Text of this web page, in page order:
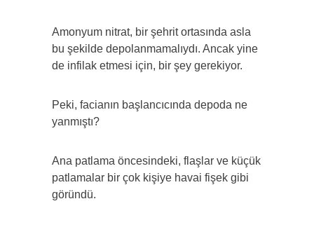
Amonyum nitrat, bir şehrit ortasında asla
bu şekilde depolanmamalıydı. Ancak yine
de infilak etmesi için, bir şey gerekiyor.
Peki, facianın başlancıcında depoda ne
yanmıştı?
Ana patlama öncesindeki, flaşlar ve küçük
patlamalar bir çok kişiye havai fişek gibi
göründü.